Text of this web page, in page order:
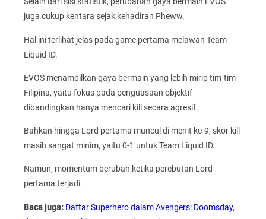
juga cukup kentara sejak kehadiran Pheww.
Hal ini terlihat jelas pada game pertama melawan Team
Liquid ID.
EVOS menampilkan gaya bermain yang lebih mirip tim-tim
Filipina, yaitu fokus pada penguasaan objektif
dibandingkan hanya mencari kill secara agresif.
Bahkan hingga Lord pertama muncul di menit ke-9, skor kill
masih sangat minim, yaitu 0-1 untuk Team Liquid ID.
Namun, momentum berubah ketika perebutan Lord
pertama terjadi.
Baca juga: Daftar Superhero dalam Avengers: Doomsday,